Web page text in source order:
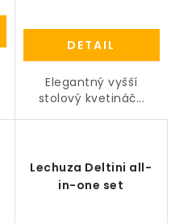
DETAIL
Elegantný vyšší
stolový kvetináč...
Lechuza Deltini all-
in-one set